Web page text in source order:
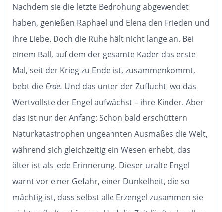
Nachdem sie die letzte Bedrohung abgewendet
haben, genießen Raphael und Elena den Frieden und
ihre Liebe. Doch die Ruhe hält nicht lange an. Bei
einem Ball, auf dem der gesamte Kader das erste
Mal, seit der Krieg zu Ende ist, zusammenkommt,
bebt dieErde. Und das unter der Zuflucht, wo das
Wertvollste der Engel aufwächst – ihre Kinder. Aber
das ist nur der Anfang: Schon bald erschüttern
Naturkatastrophen ungeahnten Ausmaßes die Welt,
während sich gleichzeitig ein Wesen erhebt, das
älter ist als jede Erinnerung. Dieser uralte Engel
warnt vor einer Gefahr, einer Dunkelheit, die so
mächtig ist, dass selbst alle Erzengel zusammen sie